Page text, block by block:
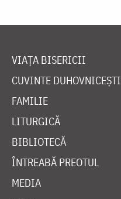
VIAȚA BISERICII
CUVINTE DUHOVNICEȘTI
FAMILIE
LITURGICĂ
BIBLIOTECĂ
ÎNTREABĂ PREOTUL
MEDIA